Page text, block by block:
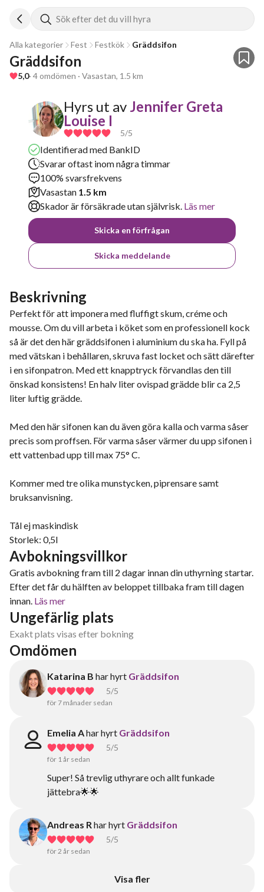
Sök efter det du vill hyra
Alla kategorier Fest Festkök Gräddsifon
Gräddsifon
5,0· 4 omdömen · Vasastan, 1.5 km
Hyrs ut av Jennifer Greta
Louise I
5/5
Identifierad med BankID
Svarar oftast inom några timmar
100% svarsfrekvens
Vasastan 1.5 km
Skador är försäkrade utan självrisk. Läs mer
Skicka en förfrågan
Skicka meddelande
Beskrivning
Perfekt för att imponera med fluffigt skum, créme och
mousse. Om du vill arbeta i köket som en professionell kock
så är det den här gräddsifonen i aluminium du ska ha. Fyll på
med vätskan i behållaren, skruva fast locket och sätt därefter
i en sifonpatron. Med ett knapptryck förvandlas den till
önskad konsistens! En halv liter ovispad grädde blir ca 2,5
liter luftig grädde.
Med den här sifonen kan du även göra kalla och varma såser
precis som proffsen. För varma såser värmer du upp sifonen i
ett vattenbad upp till max 75° C.
Kommer med tre olika munstycken, piprensare samt
bruksanvisning.
Tål ej maskindisk
Storlek: 0,5l
Avbokningsvillkor
Gratis avbokning fram till 2 dagar innan din uthyrning startar.
Efter det får du hälften av beloppet tillbaka fram till dagen
innan. Läs mer
Ungefärlig plats
Exakt plats visas efter bokning
Omdömen
Katarina B har hyrt Gräddsifon
5/5
för 7 månader sedan
Emelia Ahar hyrt Gräddsifon
5/5
för 1 år sedan
Super! Så trevlig uthyrare och allt funkade
jättebra🌟🌟
Andreas Rhar hyrt Gräddsifon
5/5
för 2 år sedan
Visa fler